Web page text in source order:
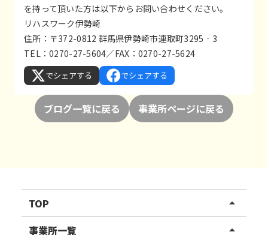
を持って頂いた方は以下からお問い合わせください。
リハスワーク伊勢崎
住所：〒372-0812 群馬県伊勢崎市連取町3295‐3
TEL：0270-27-5604／FAX：0270-27-5624
でシェアする でシェアする
ブログ一覧に戻る 事業所ページに戻る
TOP arrow_drop_up
リハスワーク
事業所一覧 arrow_drop_up